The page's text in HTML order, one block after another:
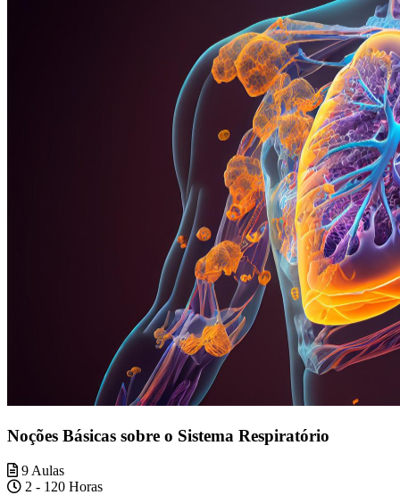
Noções Básicas sobre o Sistema Respiratório
9 Aulas
2 - 120 Horas